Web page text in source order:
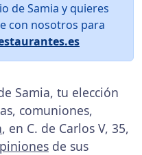
de Samia y quieres
con nosotros para
Samia, tu elección
comuniones,
, en C. de Carlos V, 35,
de sus